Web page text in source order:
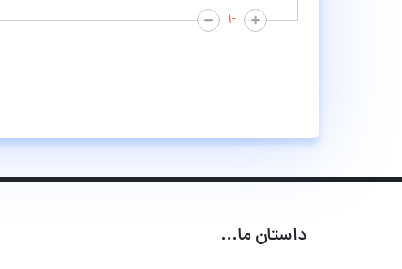
-۱
داستان ما...